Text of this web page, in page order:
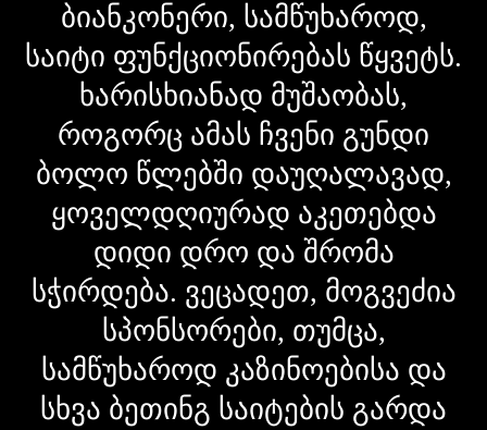
ბიანკონერი, სამწუხაროდ,
საიტი ფუნქციონირებას წყვეტს.
ხარისხიანად მუშაობას,
როგორც ამას ჩვენი გუნდი
ბოლო წლებში დაუღალავად,
ყოველდღიურად აკეთებდა
დიდი დრო და შრომა
სჭირდება. ვეცადეთ, მოგვეძია
სპონსორები, თუმცა,
სამწუხაროდ კაზინოებისა და
სხვა ბეთინგ საიტების გარდა